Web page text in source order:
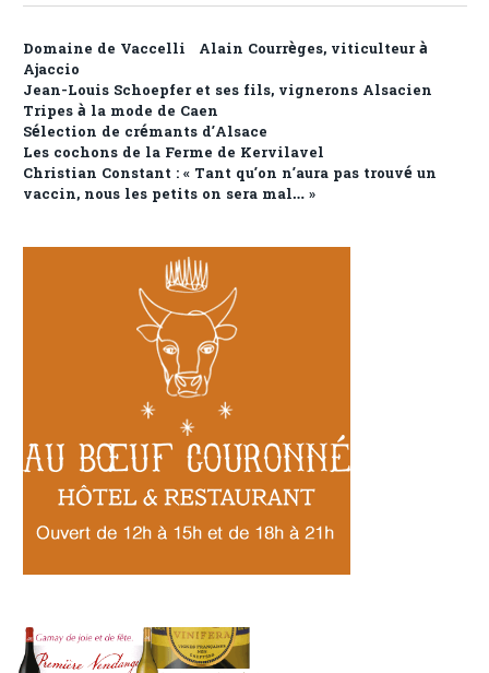
Domaine de Vaccelli Alain Courrèges, viticulteur à
Ajaccio
Jean-Louis Schoepfer et ses fils, vignerons Alsacien
Tripes à la mode de Caen
Sélection de crémants d’Alsace
Les cochons de la Ferme de Kervilavel
Christian Constant : « Tant qu’on n’aura pas trouvé un
vaccin, nous les petits on sera mal… »